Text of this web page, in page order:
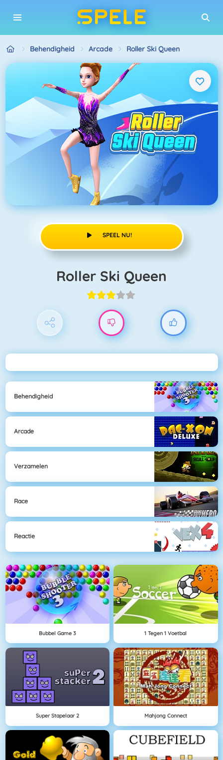
Behendigheid Arcade Roller Ski Queen
SPEEL NU!
Roller Ski Queen
Behendigheid
Arcade
Verzamelen
Race
Reactie
Bubbel Game 3 1 Tegen 1 Voetbal
Super Stapelaar 2 Mahjong Connect